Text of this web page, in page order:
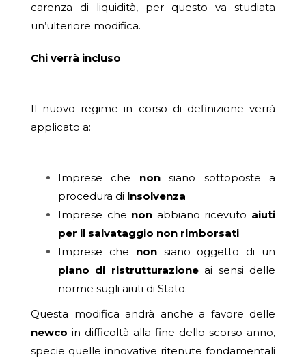
carenza di liquidità, per questo va studiata
un’ulteriore modifica.
Chi verrà incluso
Il nuovo regime in corso di definizione verrà
applicato a:
Imprese che nonsiano sottoposte a
procedura di insolvenza
Imprese che non abbiano ricevuto aiuti
per il salvataggio non rimborsati
Imprese che nonsiano oggetto di un
piano di ristrutturazioneai sensi delle
norme sugli aiuti di Stato.
Questa modifica andrà anche a favore delle
newco in difficoltà alla fine dello scorso anno,
specie quelle innovative ritenute fondamentali